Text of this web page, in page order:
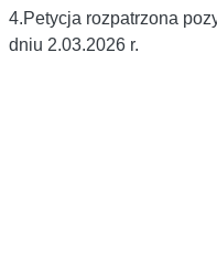
4.Petycja rozpatrzona
dniu 2.03.2026 r.